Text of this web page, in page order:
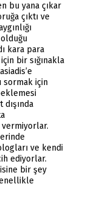
bu yana çıkar
çıktı ve
kara para
bir sığınakla
sormak için
ve kendi
ediyorlar.
bir şey